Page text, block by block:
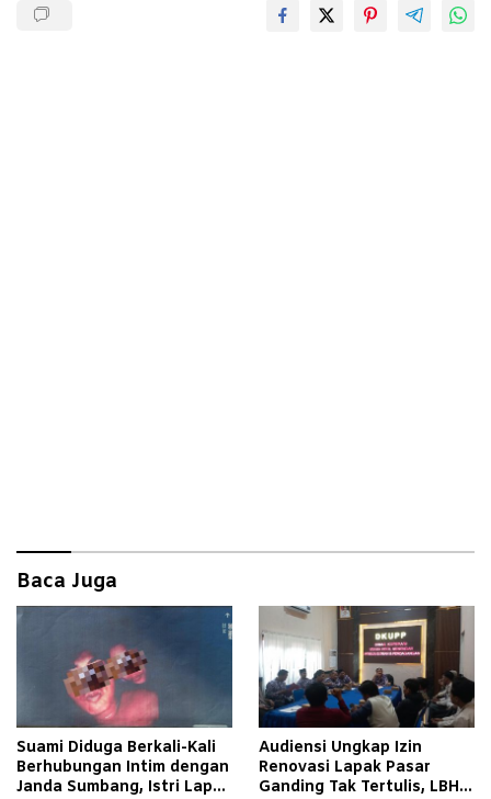
Baca Juga
Suami Diduga Berkali-Kali
Berhubungan Intim dengan
Janda Sumbang, Istri Lapor
Audiensi Ungkap Izin
Renovasi Lapak Pasar
Ganding Tak Tertulis, LBH